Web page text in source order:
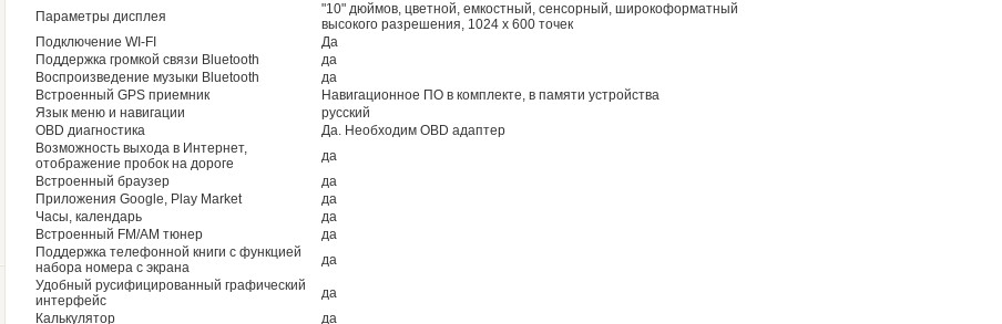
Параметры дисплея
"10" дюймов, цветной, емкостный, сенсорный, широкоформатный
высокого разрешения, 1024 х 600 точек
Подключение WI-FI
Да
Поддержка громкой связи Bluetooth
да
Воспроизведение музыки Bluetooth
да
Встроенный GPS приемник
Навигационное ПО в комплекте, в памяти устройства
Язык меню и навигации
русский
OBD диагностика
Да. Необходим OBD адаптер
Возможность выхода в Интернет,
отображение пробок на дороге
да
Встроенный браузер
да
Приложения Google, Play Market
да
Часы, календарь
да
Встроенный FM/AM тюнер
да
Поддержка телефонной книги с функцией
набора номера с экрана
да
Удобный русифицированный графический
интерфейс
да
Калькулятор
да